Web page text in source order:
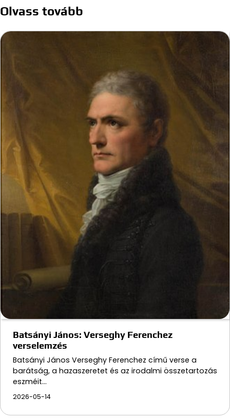
Olvass tovább
Batsányi János: Verseghy Ferenchez
verselemzés
Batsányi János Verseghy Ferenchez című verse a
barátság, a hazaszeretet és az irodalmi összetartozás
eszméit…
2026-05-14